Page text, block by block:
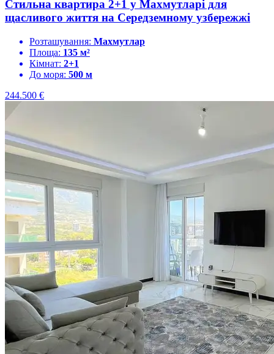
Стильна квартира 2+1 у Махмутларі для
щасливого життя на Середземному узбережжі
Розташування: Махмутлар
Площа: 135 м²
Кімнат: 2+1
До моря: 500 м
244.500 €